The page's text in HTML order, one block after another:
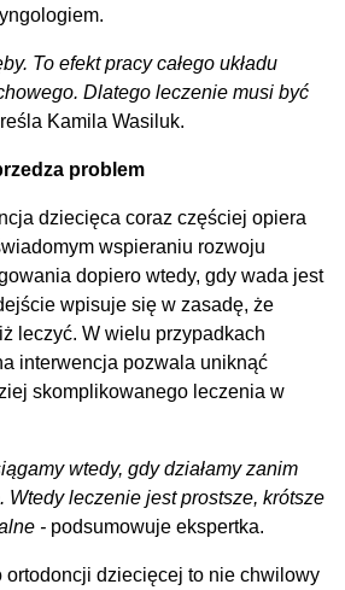
To efekt pracy całego układu
Dlatego leczenie musi być
Kamila Wasiluk.
problem
dziecięca coraz częściej opiera
wspieraniu rozwoju
dopiero wtedy, gdy wada jest
wpisuje się w zasadę, że
leczyć. W wielu przypadkach
interwencja pozwala uniknąć
skomplikowanego leczenia w
wtedy, gdy działamy zanim
Wtedy leczenie jest prostsze, krótsze
- podsumowuje ekspertka.
ortodoncji dziecięcej to nie chwilowy